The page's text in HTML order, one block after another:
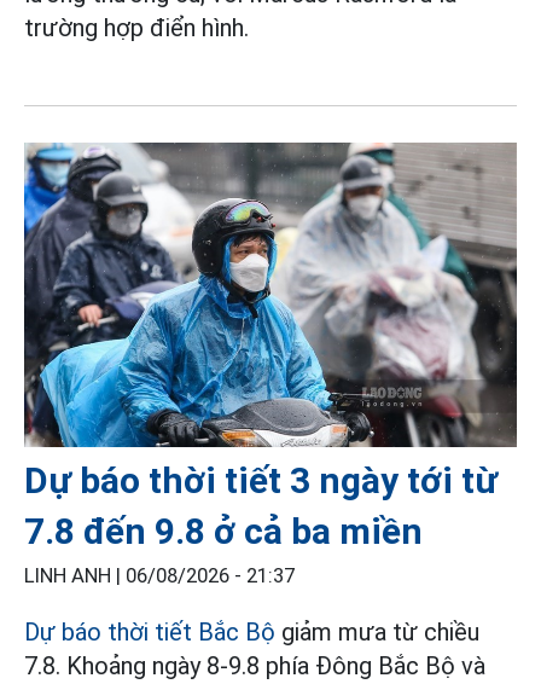
trường hợp điển hình.
Dự báo thời tiết 3 ngày tới từ
7.8 đến 9.8 ở cả ba miền
LINH ANH | 06/08/2026 - 21:37
Dự báo thời tiết Bắc Bộ giảm mưa từ chiều
7.8. Khoảng ngày 8-9.8 phía Đông Bắc Bộ và